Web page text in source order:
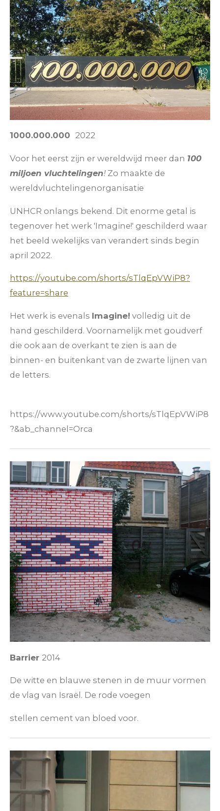
1000.000.000 2022
Voor het eerst zijn er wereldwijd meer dan 100
miljoen vluchtelingen!Zo maakte de
wereldvluchtelingenorganisatie
UNHCR onlangs bekend. Dit enorme getal is
tegenover het werk 'Imagine!' geschilderd waar
het beeld wekelijks van verandert sinds begin
april 2022.
https://youtube.com/shorts/sTlqEpVWiP8?
feature=share
Het werk is evenals Imagine! volledig uit de
hand geschilderd. Voornamelijk met goudverf
die ook aan de overkant te zien is aan de
binnen- en buitenkant van de zwarte lijnen van
de letters.
https://www.youtube.com/shorts/sTlqEpVWiP8
?&ab_channel=Orca
Barrier 2014
De witte en blauwe stenen in de muur vormen
de vlag van Israël. De rode voegen
stellen cement van bloed voor.